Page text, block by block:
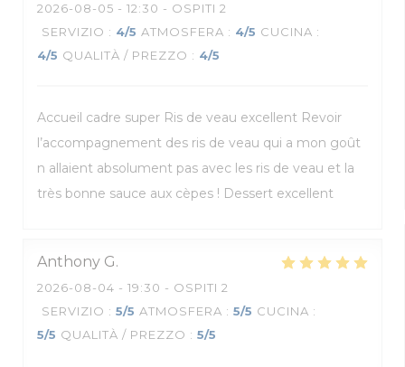
2026-08-05 - 12:30 - OSPITI 2
SERVIZIO : 4/5 ATMOSFERA : 4/5 CUCINA :
4/5 QUALITÀ / PREZZO : 4/5
Accueil cadre super Ris de veau excellent Revoir
l’accompagnement des ris de veau qui a mon goût
n allaient absolument pas avec les ris de veau et la
très bonne sauce aux cèpes ! Dessert excellent
Anthony G
2026-08-04 - 19:30 - OSPITI 2
SERVIZIO : 5/5 ATMOSFERA : 5/5 CUCINA :
5/5 QUALITÀ / PREZZO : 5/5